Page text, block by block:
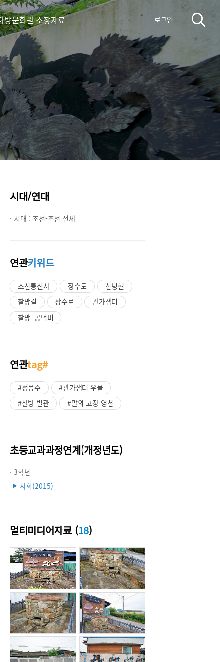
방문화원 소장자료 로그인
시대/연대
· 시대 : 조선-조선 전체
연관키워드
조선통신사 장수도
신녕현
찰방길
장수로
관가샘터
찰방_공덕비
연관tag#
#정몽주
#관가샘터 우물
#찰방 별관
#말의 고장 영천
초등교과과정연계(개정년도)
· 3학년
▶ 사회(2015)
멀티미디어자료 (18)